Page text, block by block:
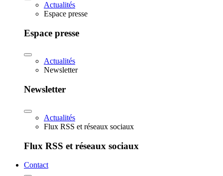
Actualités
Espace presse
Espace presse
Actualités
Newsletter
Newsletter
Actualités
Flux RSS et réseaux sociaux
Flux RSS et réseaux sociaux
Contact